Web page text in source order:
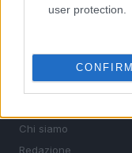
user protection.
CONFIRM
Chi siamo
Redazione